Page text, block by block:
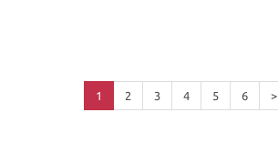
1 2 3 4 5 6 >